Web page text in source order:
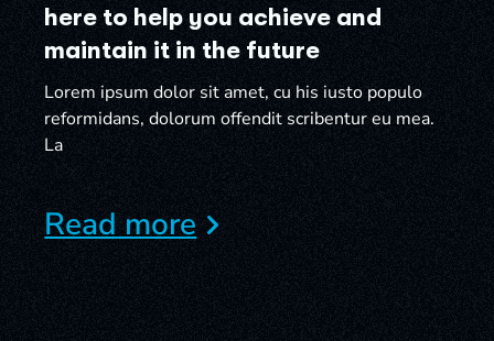
here to help you achieve and
maintain it in the future
Lorem ipsum dolor sit amet, cu his iusto populo
reformidans, dolorum offendit scribentur eu mea.
La
Read more